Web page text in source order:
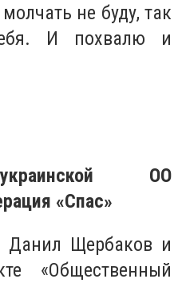
не буду, так
И похвалю и
ОО
«Спас»
Данил Щербаков и
«Общественный